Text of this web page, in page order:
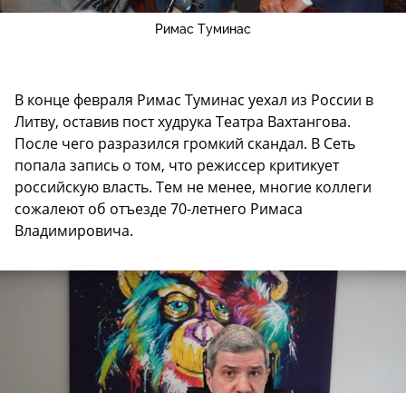
Римас Туминас
В конце февраля Римас Туминас уехал из России в
Литву, оставив пост худрука Театра Вахтангова.
После чего разразился громкий скандал. В Сеть
попала запись о том, что режиссер критикует
российскую власть. Тем не менее, многие коллеги
сожалеют об отъезде 70-летнего Римаса
Владимировича.